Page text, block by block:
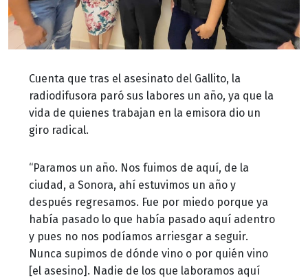
Cuenta que tras el asesinato del Gallito, la
radiodifusora paró sus labores un año, ya que la
vida de quienes trabajan en la emisora dio un
giro radical.
“Paramos un año. Nos fuimos de aquí, de la
ciudad, a Sonora, ahí estuvimos un año y
después regresamos. Fue por miedo porque ya
había pasado lo que había pasado aquí adentro
y pues no nos podíamos arriesgar a seguir.
Nunca supimos de dónde vino o por quién vino
[el asesino]. Nadie de los que laboramos aquí